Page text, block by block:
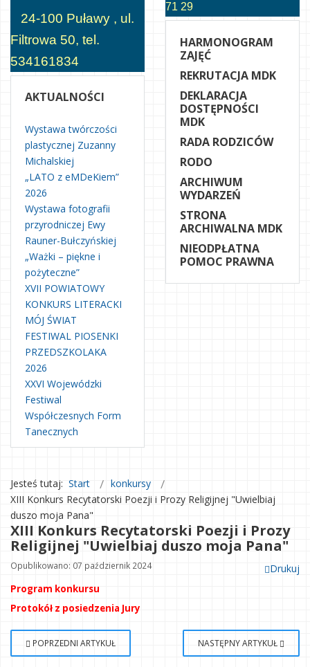
24-100 Puławy , ul.
Filtrowa 50, tel.
534161834
AKTUALNOŚCI
Wystawa twórczości
plastycznej Zuzanny
Michalskiej
„LATO z eMDeKiem”
2026
Wystawa fotografii
przyrodniczej Ewy
Rauner-Bułczyńskiej
„Ważki – piękne i
pożyteczne”
XVII POWIATOWY
KONKURS LITERACKI
MÓJ ŚWIAT
FESTIWAL PIOSENKI
PRZEDSZKOLAKA
2026
XXVI Wojewódzki
Festiwal
Współczesnych Form
Tanecznych
71 29
HARMONOGRAM
ZAJĘĆ
REKRUTACJA MDK
DEKLARACJA
DOSTĘPNOŚCI
MDK
RADA RODZICÓW
RODO
ARCHIWUM
WYDARZEŃ
STRONA
ARCHIWALNA MDK
NIEODPŁATNA
POMOC PRAWNA
Jesteś tutaj: Start
konkursy
XIII Konkurs Recytatorski Poezji i Prozy Religijnej "Uwielbiaj
duszo moja Pana"
XIII Konkurs Recytatorski Poezji i Prozy
Religijnej "Uwielbiaj duszo moja Pana"
Drukuj
Opublikowano: 07 październik 2024
Program konkursu
Protokół z posiedzenia Jury
POPRZEDNI ARTYKUŁ NASTĘPNY ARTYKUŁ